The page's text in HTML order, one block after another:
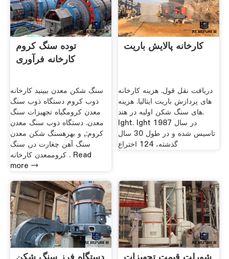
توده سنگ کروم
کارخانه فرآوری
سنگ شکن معدن ببینید کارخانه
ذوب کروم دستگاه ذوب سنگ
معدن کرومگیاه تجهیزات سنگ
معدن. دستگاه ذوب سنگ معدن
کروم:, و بهرهسنگ شکن معدن
سنگ آهن چغارت در, سنگ
کروممعدن کارخانه . Read
more →
کارخانه پالایش باریت
دریافت نقل قول. هزینه کارخانه
های پردازش باریت ایتالیا. هزینه
های سنگ شکن اولیه در هند.
lght. lght در سال 1987
تاسیس شده و در طول 30 سال
گذشته، 124 اختراع